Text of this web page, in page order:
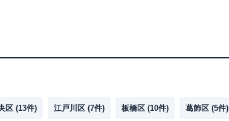
区 (13件) 江戸川区 (7件) 板橋区 (10件) 葛飾区 (5件)